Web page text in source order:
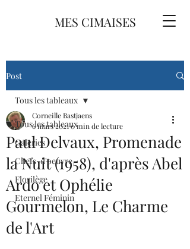
MES CIMAISES
Post
Tous les tableaux
Galeries
Chefs-d'oeuvre
Florilège
Eternel Féminin
Tous les tableaux
Paul Delvaux, Promenade
la Nuit (1958), d'après Abel
Ardo et Ophélie
Gourmelon, Le Charme
de l'Art
Corneille Bastjaens
6 mars 20210 min de lecture